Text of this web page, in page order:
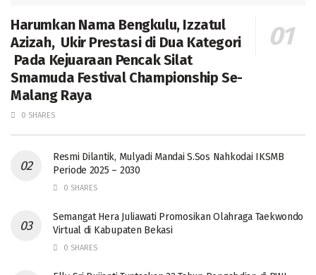
Harumkan Nama Bengkulu, Izzatul
Azizah, Ukir Prestasi di Dua Kategori
Pada Kejuaraan Pencak Silat
Smamuda Festival Championship Se-
Malang Raya
0 SHARES
Resmi Dilantik, Mulyadi Mandai S.Sos Nahkodai IKSMB
Periode 2025 – 2030
0 SHARES
Semangat Hera Juliawati Promosikan Olahraga Taekwondo
Virtual di Kabupaten Bekasi
0 SHARES